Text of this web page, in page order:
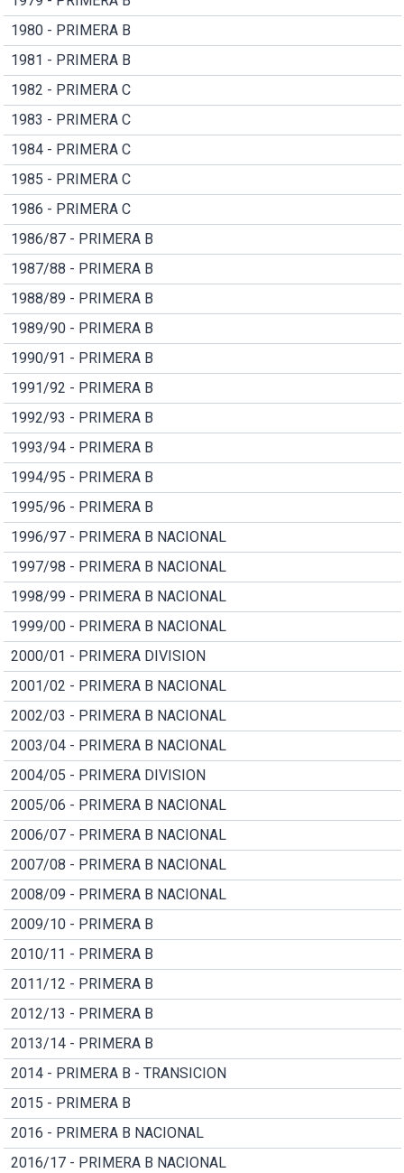
1980 - PRIMERA B
1981 - PRIMERA B
1982 - PRIMERA C
1983 - PRIMERA C
1984 - PRIMERA C
1985 - PRIMERA C
1986 - PRIMERA C
1986/87 - PRIMERA B
1987/88 - PRIMERA B
1988/89 - PRIMERA B
1989/90 - PRIMERA B
1990/91 - PRIMERA B
1991/92 - PRIMERA B
1992/93 - PRIMERA B
1993/94 - PRIMERA B
1994/95 - PRIMERA B
1995/96 - PRIMERA B
1996/97 - PRIMERA B NACIONAL
1997/98 - PRIMERA B NACIONAL
1998/99 - PRIMERA B NACIONAL
1999/00 - PRIMERA B NACIONAL
2000/01 - PRIMERA DIVISION
2001/02 - PRIMERA B NACIONAL
2002/03 - PRIMERA B NACIONAL
2003/04 - PRIMERA B NACIONAL
2004/05 - PRIMERA DIVISION
2005/06 - PRIMERA B NACIONAL
2006/07 - PRIMERA B NACIONAL
2007/08 - PRIMERA B NACIONAL
2008/09 - PRIMERA B NACIONAL
2009/10 - PRIMERA B
2010/11 - PRIMERA B
2011/12 - PRIMERA B
2012/13 - PRIMERA B
2013/14 - PRIMERA B
2014 - PRIMERA B - TRANSICION
2015 - PRIMERA B
2016 - PRIMERA B NACIONAL
2016/17 - PRIMERA B NACIONAL